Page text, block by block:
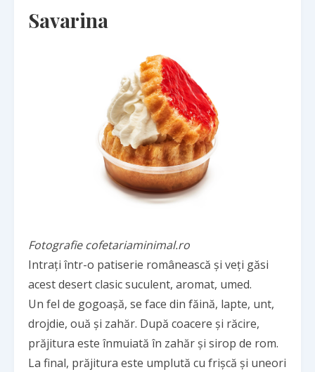
Savarina
Fotografie cofetariaminimal.ro
Intrați într-o patiserie românească și veți găsi
acest desert clasic suculent, aromat, umed.
Un fel de gogoașă, se face din făină, lapte, unt,
drojdie, ouă și zahăr. După coacere și răcire,
prăjitura este înmuiată în zahăr și sirop de rom.
La final, prăjitura este umplută cu frișcă și uneori